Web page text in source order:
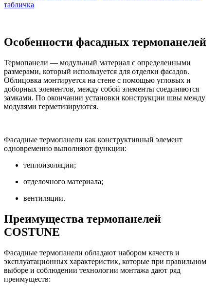
Особенности фасадных термопанелей
Термопанели — модульный материал с определенными
размерами, который используется для отделки фасадов.
Облицовка монтируется на стене с помощью угловых и
доборных элементов, между собой элементы соединяются
замками. По окончании установки конструкции швы между
модулями герметизируются.
Фасадные термопанели как конструктивный элемент
одновременно выполняют функции:
теплоизоляции;
отделочного материала;
вентиляции.
Преимущества термопанелей
COSTUNE
Фасадные термопанели обладают набором качеств и
эксплуатационных характеристик, которые при правильном
выборе и соблюдении технологии монтажа дают ряд
преимуществ: